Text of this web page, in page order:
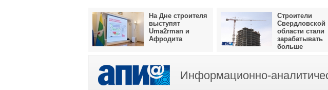
На Дне строителя
выступят
Uma2rman и
Афродита
Строители
Свердловской
области стали
зарабатывать
больше
Информационно-